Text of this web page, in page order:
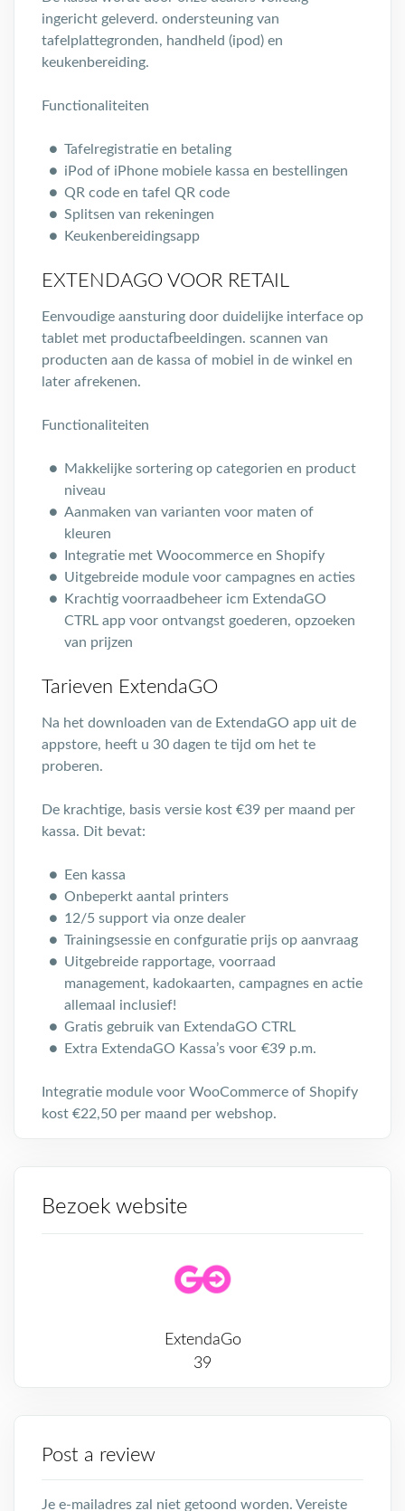
ingericht geleverd. ondersteuning van
tafelplattegronden, handheld (ipod) en
keukenbereiding.
Functionaliteiten
Tafelregistratie en betaling
iPod of iPhone mobiele kassa en bestellingen
QR code en tafel QR code
Splitsen van rekeningen
Keukenbereidingsapp
EXTENDAGO VOOR RETAIL
Eenvoudige aansturing door duidelijke interface op
tablet met productafbeeldingen. scannen van
producten aan de kassa of mobiel in de winkel en
later afrekenen.
Functionaliteiten
Makkelijke sortering op categorien en product
niveau
Aanmaken van varianten voor maten of
kleuren
Integratie met Woocommerce en Shopify
Uitgebreide module voor campagnes en acties
Krachtig voorraadbeheer icm ExtendaGO
CTRL app voor ontvangst goederen, opzoeken
van prijzen
Tarieven ExtendaGO
Na het downloaden van de ExtendaGO app uit de
appstore, heeft u 30 dagen te tijd om het te
proberen.
De krachtige, basis versie kost €39 per maand per
kassa. Dit bevat:
Een kassa
Onbeperkt aantal printers
12/5 support via onze dealer
Trainingsessie en confguratie prijs op aanvraag
Uitgebreide rapportage, voorraad
management, kadokaarten, campagnes en actie
allemaal inclusief!
Gratis gebruik van ExtendaGO CTRL
Extra ExtendaGO Kassa’s voor €39 p.m.
Integratie module voor WooCommerce of Shopify
kost €22,50 per maand per webshop.
Bezoek website
ExtendaGo
39
Post a review
Je e-mailadres zal niet getoond worden. Vereiste